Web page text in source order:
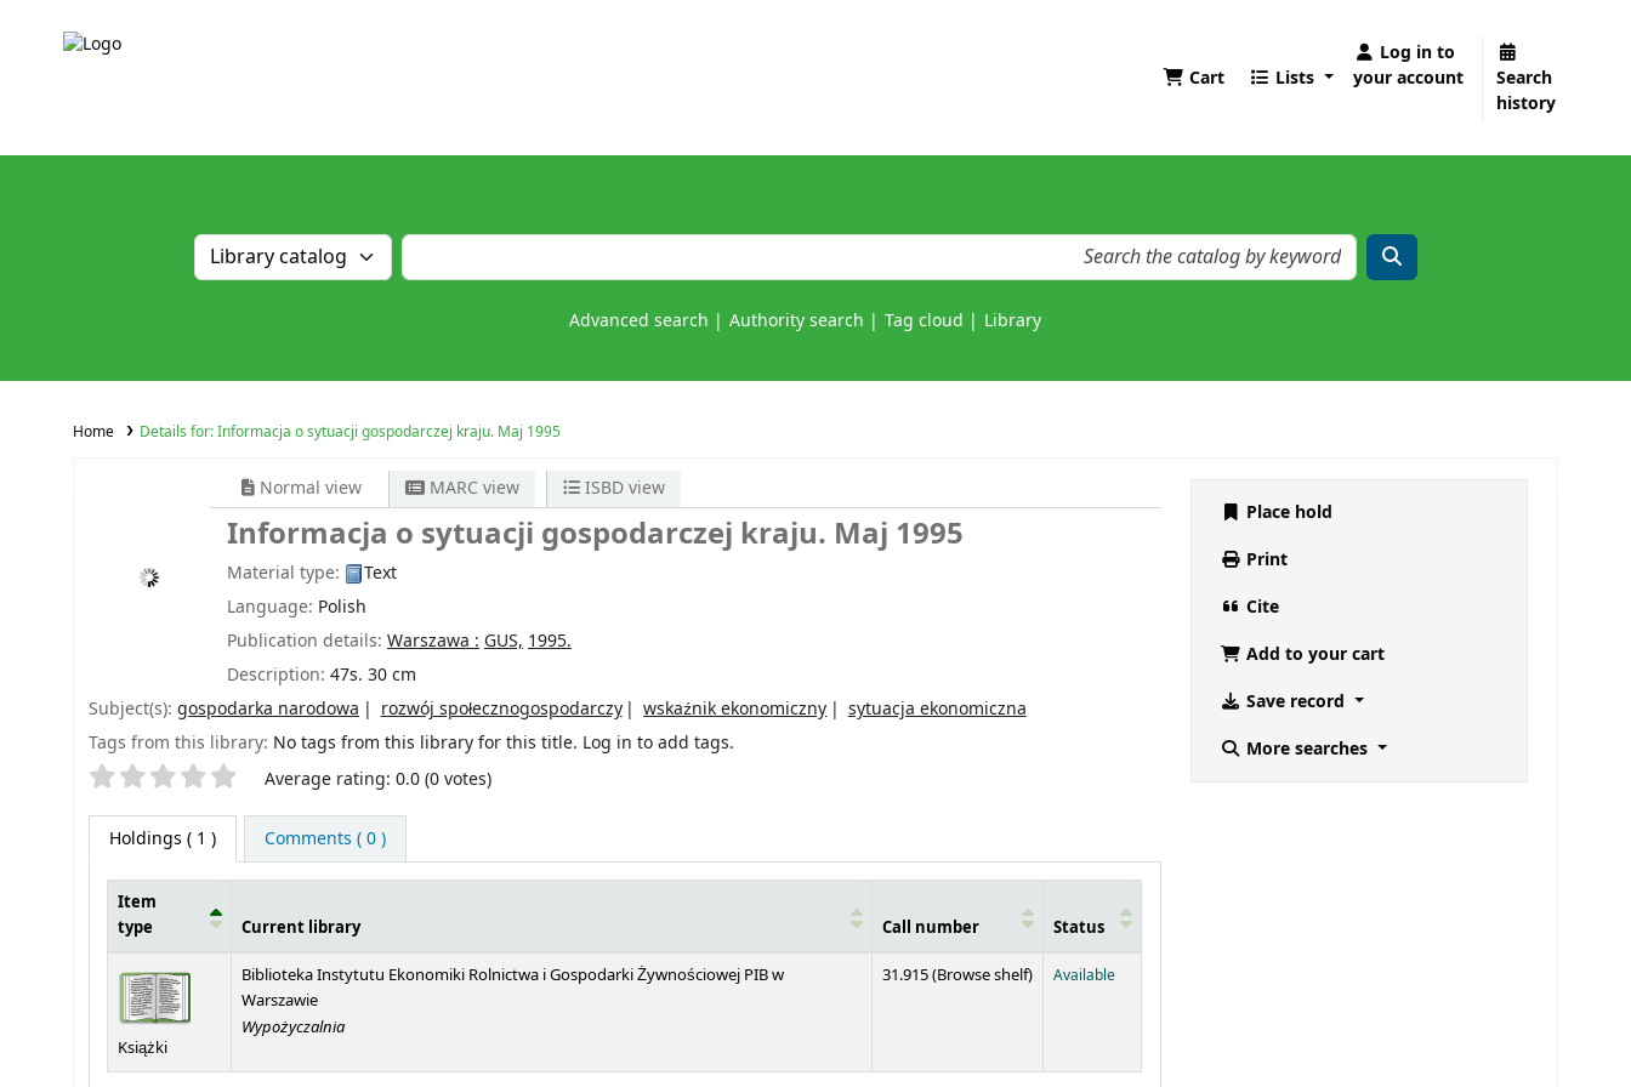
Cart Lists
Log in to
your account
Search
history
Advanced search Authority search Tag cloud Library
Home Details for:Informacja o sytuacji gospodarczej kraju. Maj 1995
Normal view MARC view ISBD view
Informacja o sytuacji gospodarczej kraju. Maj 1995
Material type:
Text
Language: Polish
Publication details: Warszawa : GUS, 1995.
Description: 47s. 30 cm
Subject(s): gospodarka narodowa rozwój społecznogospodarczy wskaźnik ekonomiczny
sytuacja ekonomiczna
Tags from this library: No tags from this library for this title. Log in to add tags.
Star ratings Average rating: 0.0 (0 votes)
Holdings ( 1 ) Comments ( 0 )
Item
type
Current library Call number Status
Książki
Biblioteka Instytutu Ekonomiki Rolnictwa i Gospodarki Żywnościowej PIB w
Warszawie
Wypożyczalnia
31.915 (Browse shelf(Opens below)
) Available
Place hold
Print
Cite
Add to your cart
Save record
More searches